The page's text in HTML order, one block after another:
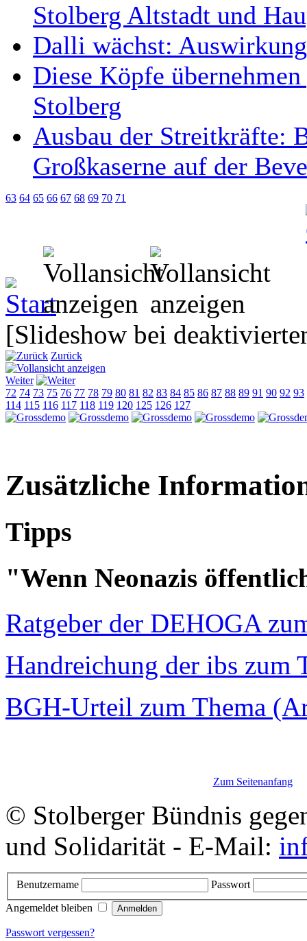
Stolberg Altstadt und
Dalli wächst:
Diese Köpfe
Stolberg
Ausbau der Streitkräfte:
Großkaserne auf der
63 64 65 66 67 68 69 70 71
[Slideshow bei
Zurück
Weiter
72 74 73 75 76 77 78 79 80 81 82 83 84 85 86 87 88 89 91 90 92 93
114 115 116 117 118 119 120 125 126 127
Zusätzliche
Tipps
"Wenn Neonazis
Ratgeber der DEHOGA
Handreichung der ibs zum
BGH-Urteil zum Thema
Zum Seitenanfang
© Stolberger Bündnis
und Solidarität - E-Mail:
Benutzername
Passwort
Angemeldet bleiben
Passwort vergessen?